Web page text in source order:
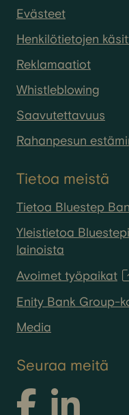
Evästeet
Henkilötietojen
Reklamaatiot
Whistleblowing
Saavutettavuus
Rahanpesun
Tietoa meistä
Tietoa Bluestep
Yleistietoa
lainoista
Avoimet työpaikat
Enity Bank Group-
Media
Seuraa meitä